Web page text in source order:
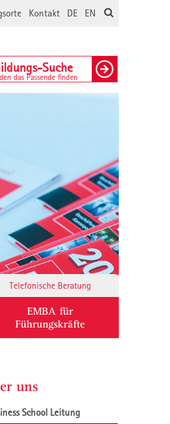
EN
DE
Kontakt
Suche
das Passende finden
Telefonische Beratung
EMBA für
Führungskräfte
uns
School Leitung